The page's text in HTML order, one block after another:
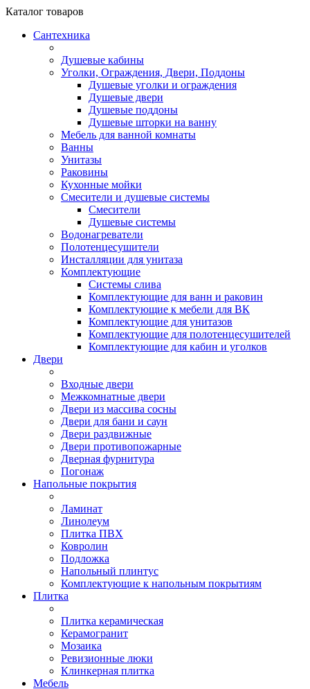
Каталог товаров
Сантехника
Душевые кабины
Уголки, Ограждения, Двери, Поддоны
Душевые уголки и ограждения
Душевые двери
Душевые поддоны
Душевые шторки на ванну
Мебель для ванной комнаты
Ванны
Унитазы
Раковины
Кухонные мойки
Смесители и душевые системы
Смесители
Душевые системы
Водонагреватели
Полотенцесушители
Инсталляции для унитаза
Комплектующие
Системы слива
Комплектующие для ванн и раковин
Комплектующие к мебели для ВК
Комплектующие для унитазов
Комплектующие для полотенцесушителей
Комплектующие для кабин и уголков
Двери
Входные двери
Межкомнатные двери
Двери из массива сосны
Двери для бани и саун
Двери раздвижные
Двери противопожарные
Дверная фурнитура
Погонаж
Напольные покрытия
Ламинат
Линолеум
Плитка ПВХ
Ковролин
Подложка
Напольный плинтус
Комплектующие к напольным покрытиям
Плитка
Плитка керамическая
Керамогранит
Мозаика
Ревизионные люки
Клинкерная плитка
Мебель